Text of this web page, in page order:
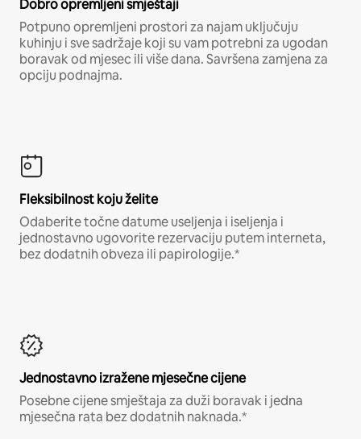
Dobro opremljeni smještaji
Potpuno opremljeni prostori za najam uključuju
kuhinju i sve sadržaje koji su vam potrebni za ugodan
boravak od mjesec ili više dana. Savršena zamjena za
opciju podnajma.
Fleksibilnost koju želite
Odaberite točne datume useljenja i iseljenja i
jednostavno ugovorite rezervaciju putem interneta,
bez dodatnih obveza ili papirologije.*
Jednostavno izražene mjesečne cijene
Posebne cijene smještaja za duži boravak i jedna
mjesečna rata bez dodatnih naknada.*